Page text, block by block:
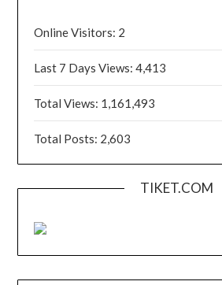
Online Visitors: 2
Last 7 Days Views:4,413
Total Views: 1,161,493
Total Posts: 2,603
TIKET.COM